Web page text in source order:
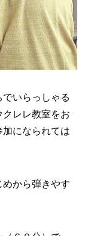
いらっしゃる
レレ教室をお
加になられては
から弾きやす